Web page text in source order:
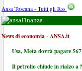
Ansa Toscana - Tutti gli Rss
Finanza
News di economia - ANSA.it
Usa, Meta dovrà pagare
Il petrolio chiude in rialzo a